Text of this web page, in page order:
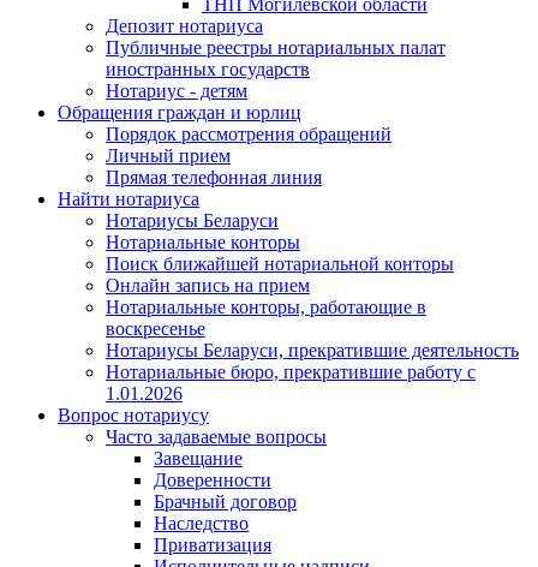
ТНП Могилевской области
Депозит нотариуса
Публичные реестры нотариальных палат
иностранных государств
Нотариус - детям
Обращения граждан и юрлиц
Порядок рассмотрения обращений
Личный прием
Прямая телефонная линия
Найти нотариуса
Нотариусы Беларуси
Нотариальные конторы
Поиск ближайшей нотариальной конторы
Онлайн запись на прием
Нотариальные конторы, работающие в
воскресенье
Нотариусы Беларуси, прекратившие деятельность
Нотариальные бюро, прекратившие работу с
1.01.2026
Вопрос нотариусу
Часто задаваемые вопросы
Завещание
Доверенности
Брачный договор
Наследство
Приватизация